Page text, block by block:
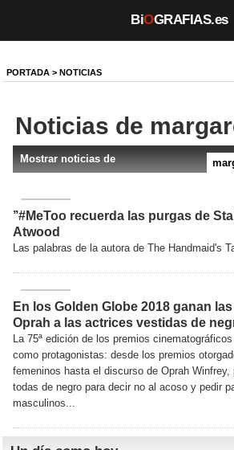
BiOGRAFIAS.es
TV
Un día como hoy
Videos
Galerías
Noticias
Iniciar sesión
PORTADA > NOTICIAS
Noticias de
Mostrar noticias de
’’#MeToo recuerda las purgas de
Atwood
Las palabras de la autora de The Handmaid's
En los Golden Globe 2018 ganan
Oprah a las actrices vestidas de
La 75ª edición de los premios
como protagonistas: desde los premios
femeninos hasta el discurso de Oprah
todas de negro para decir no al acoso y pedir
masculinos...